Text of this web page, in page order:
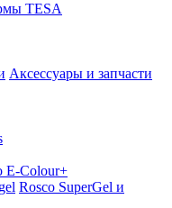
TESA
Аксессуары и запчасти
E-Colour+
Rosco SuperGel и